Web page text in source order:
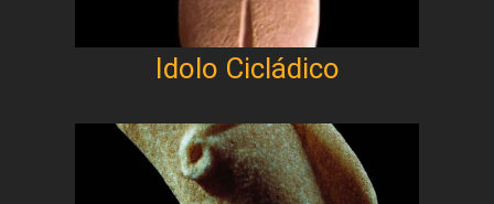
Idolo Cicládico